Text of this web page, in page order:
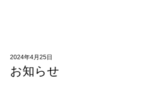
2024年4月25日
お知らせ